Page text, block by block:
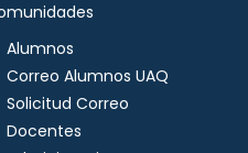
Alumnos
Correo Alumnos UAQ
Solicitud Correo
Docentes